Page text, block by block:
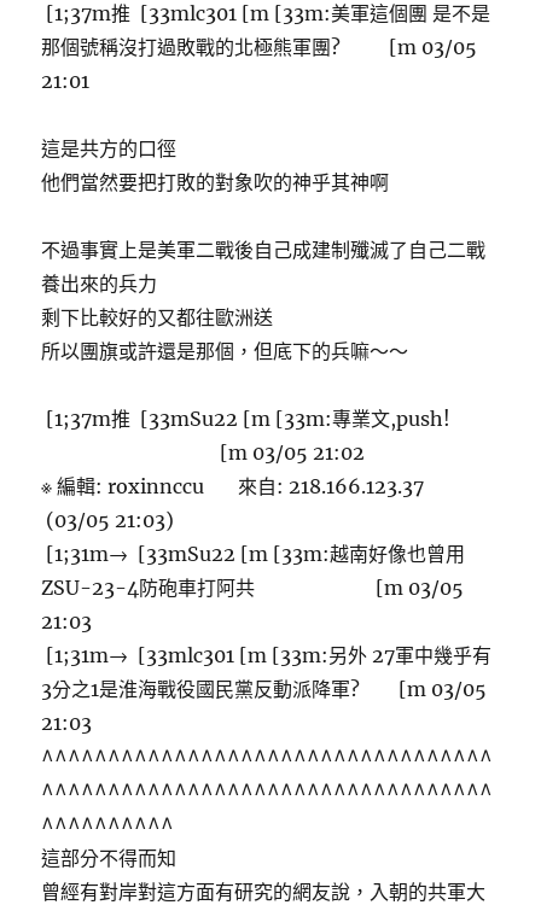
[1;37m推 [33mlc301 [m [33m:美軍這個團 是不是
那個號稱沒打過敗戰的北極熊軍團? [m 03/05
21:01
這是共方的口徑
他們當然要把打敗的對象吹的神乎其神啊
不過事實上是美軍二戰後自己成建制殲滅了自己二戰
養出來的兵力
剩下比較好的又都往歐洲送
所以團旗或許還是那個，但底下的兵嘛～～
[1;37m推 [33mSu22 [m [33m:專業文,push!
[m 03/05 21:02
※ 編輯: roxinnccu 來自: 218.166.123.37
(03/05 21:03)
[1;31m→ [33mSu22 [m [33m:越南好像也曾用
ZSU-23-4防砲車打阿共 [m 03/05
21:03
[1;31m→ [33mlc301 [m [33m:另外 27軍中幾乎有
3分之1是淮海戰役國民黨反動派降軍? [m 03/05
21:03
^^^^^^^^^^^^^^^^^^^^^^^^^^^^^^^^^^
^^^^^^^^^^^^^^^^^^^^^^^^^^^^^^^^^^
^^^^^^^^^^
這部分不得而知
曾經有對岸對這方面有研究的網友說，入朝的共軍大